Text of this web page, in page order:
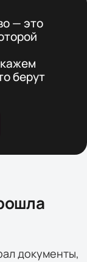
— это
берут
документы,